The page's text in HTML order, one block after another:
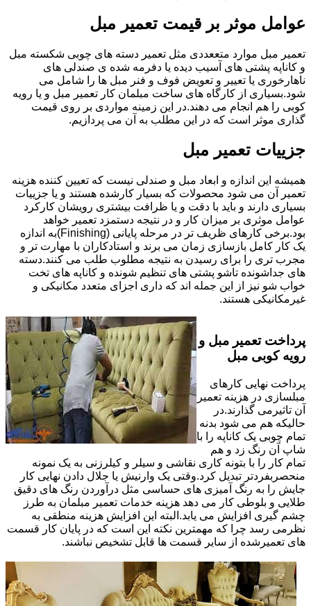
عوامل موثر بر قیمت تعمیر مبل
تعمیر مبل موارد متععددی مثل تعمیر دسته های چوبی شکسته مبل
و کاناپه پشتی های آسیب دیده یا دفرمه شده ی صندلی های
ناهارخوری یا تعییر و تعویض فوف و فنر مبل ها را شامل می
شود.بسیاری از کارگاه های ساخت مبلمان کار تعمیر مبل و یا رویه
کوبی را هم انجام می دهند.در این زمینه مواردی بر روی قیمت
گذاری موثر است که در این مطلب به آن می پردازیم.
جزییات تعمیر مبل
همیشه این اندازه و ابعاد مبل و صندلی نیست که تعیین کننده هزینه
تعمیر آن می شود محصولات که بسیار کارشده هستند و یا جزییات
بسیاری دارند و باید با دقت و یا ظرافت بیشتری رویشان کارکرد
عوامل موثری بر میزان کار و در نتیجه دستمزد تعمیر خواهد
بود.برخی کارهای ظریف تر در مرحله پایانی (Finishing)به اندازه
یک کار کامل بازسازی زمان می برند و استادکاران با مهارت تر و
مجرب تری را برای رسیدن به نتیجه مطلوب طلب می کنند.دسته
های جداشونده تاشو پشتی های تنظیم شونده و کاناپه های تخت
خواب شو نیز از این جمله اند که داری اجزای متعدد مکانیکی و
غیرمکانیکی هستند.
پرداخت تعمیر مبل و
رویه کوبی مبل
پرداخت نهایی کارهای
مبلسازی در هزینه تعمیر
آن تاثیرمی گذارند.در
حالیکه هم می شود بدنه
تمام چوبی یک کاناپه را با
شاپ آن رنگ زد و هم
تمام کار را با بتونه کاری نقاشی و سیلر و کیلرزنی به یک نمونه
منحصربفردتر تبدیل کرد.وقتی یک وارنیش یا جلال دادن نهایی کار
جایش را به رنگ آمیزی های حساسی مثل درآوردن رنگ های دقیق
طلایی و بلوطی کار می دهد هزینه خدمات تعمیر مبلمان به طرز
چشم گیری افزایش می یابد.البته این افزایش هزینه منطقی به
نظرمی رسد چرا که مهمترین نکته این است که در پایان کار قسمت
های تعمیرشده از سایر قسمت ها قابل تشخیص نباشند.